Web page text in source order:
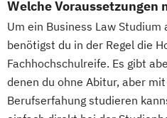
Welche Voraussetzungen
Um ein Business Law Studium
benötigst du in der Regel die
Fachhochschulreife. Es gibt
denen du ohne Abitur, aber
Berufserfahung studieren